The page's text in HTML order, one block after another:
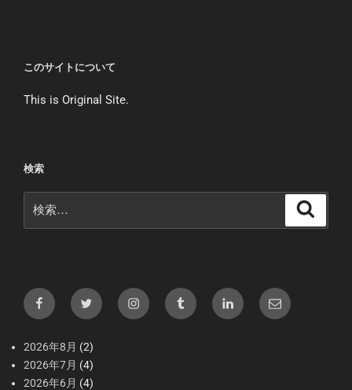
このサイトについて
This is Original Site.
検索
索:
FacebookX（Twitter）Instagramtumblr LInkedIn メ
ー
2026年8月 (2)
2026年7月 (4)
2026年6月 (4)